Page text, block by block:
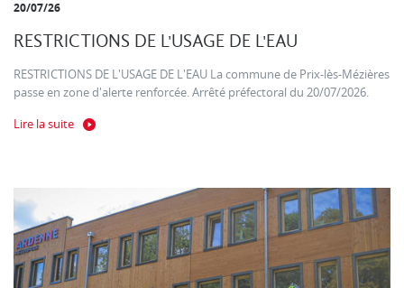
20/07/26
RESTRICTIONS DE L'USAGE DE L'EAU
RESTRICTIONS DE L'USAGE DE L'EAU La commune de Prix-lès-Mézières
passe en zone d'alerte renforcée. Arrêté préfectoral du 20/07/2026.
Lire la suite